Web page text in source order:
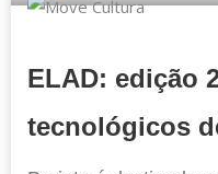
ELAD: edição
tecnológicos